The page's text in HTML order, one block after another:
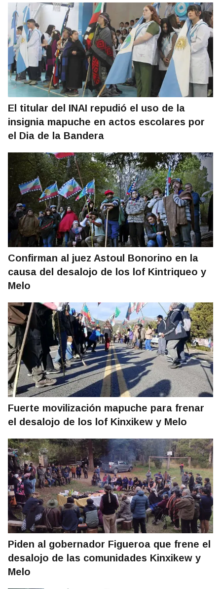
El titular del INAI repudió el uso de la
insignia mapuche en actos escolares por
el Dia de la Bandera
Confirman al juez Astoul Bonorino en la
causa del desalojo de los lof Kintriqueo y
Melo
Fuerte movilización mapuche para frenar
el desalojo de los lof Kinxikew y Melo
Piden al gobernador Figueroa que frene el
desalojo de las comunidades Kinxikew y
Melo